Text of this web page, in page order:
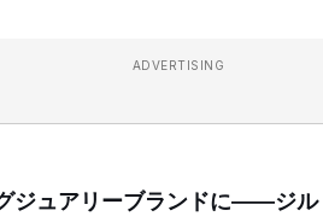
ADVERTISING
ジュアリーブランドに――ジル